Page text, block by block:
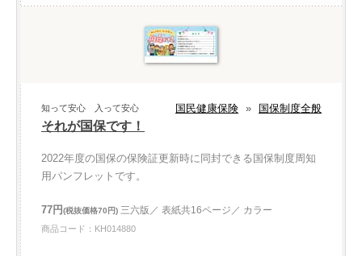
国民健康保険 » 国保制度全般
知って安心 入って安心
それが国保です！
2022年度の国保の保険証更新時に同封できる国保制度周知
用パンフレットです。
77円(税抜価格70円) 三六版／ 表紙共16ページ／ カラー
商品コード：KH014880